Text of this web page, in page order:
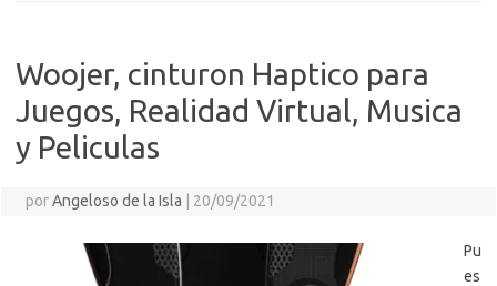
Woojer, cinturon Haptico para
Juegos, Realidad Virtual, Musica
y Peliculas
porAngeloso de la Isla 20/09/2021
Pu
es